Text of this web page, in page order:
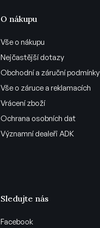
O nákupu
Vše o nákupu
Nejčastější dotazy
Obchodní a záruční podmínky
Vše o záruce a reklamacích
Vrácení zboží
Ochrana osobních dat
Významní dealeři ADK
Sledujte nás
Facebook